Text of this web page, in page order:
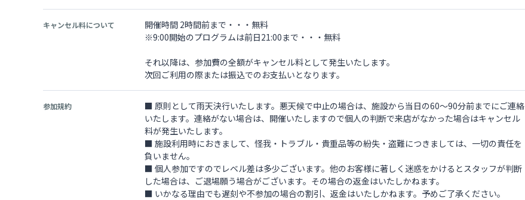
キャンセル料について
開催時間 2時間前まで・・・無料
※9:00開始のプログラムは前日21:00まで・・・無料
それ以降は、参加費の全額がキャンセル料として発生いたします。
次回ご利用の際または振込でのお支払いとなります。
参加規約
■ 原則として雨天決行いたします。悪天候で中止の場合は、施設から当日の60～90分前までにご連絡
いたします。連絡がない場合は、開催いたしますので個人の判断で来店がなかった場合はキャンセル
料が発生いたします。
■ 施設利用時におきまして、怪我・トラブル・貴重品等の紛失・盗難につきましては、一切の責任を
負いません。
■ 個人参加ですのでレベル差は多少ございます。他のお客様に著しく迷惑をかけるとスタッフが判断
した場合は、ご退場願う場合がございます。その場合の返金はいたしかねます。
■ いかなる理由でも遅刻や不参加の場合の割引、返金はいたしかねます。予めご了承ください。